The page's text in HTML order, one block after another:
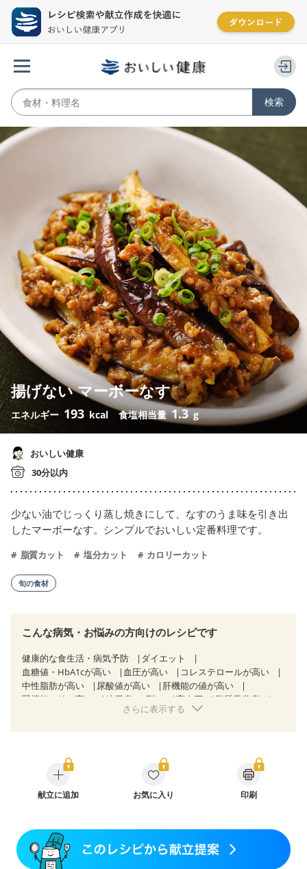
揚げない マーボーなす
エネルギー 193 kcal 食塩相当量1.3 g
おいしい健康
30分以内
少ない油でじっくり蒸し焼きにして、なすのうま味を引き出
したマーボーなす。シンプルでおいしい定番料理です。
脂質カット 塩分カット カロリーカット
旬の食材
こんな病気・お悩みの方向けのレシピです
健康的な食生活・病気予防
ダイエット
血糖値・HbA1cが高い
血圧が高い
コレステロールが高い
中性脂肪が高い
尿酸値が高い
肝機能の値が高い
腎機能の値が高い
糖尿病（2型） 高血圧
脂質異常症
狭心症 心筋梗塞
糖尿病性腎症（第３期）
CKD（ステージ１）
CKD（ステージ２）
CKD（ステージ３a）
CKD（ステージ３b）
乳がん（抗がん剤治療中）
飲み込みにくい
骨粗しょう症
乾癬 低栄養予防
貧血対策
ニキビ・肌荒れ
さらに表示する
献立に追加 お気に入り 印刷